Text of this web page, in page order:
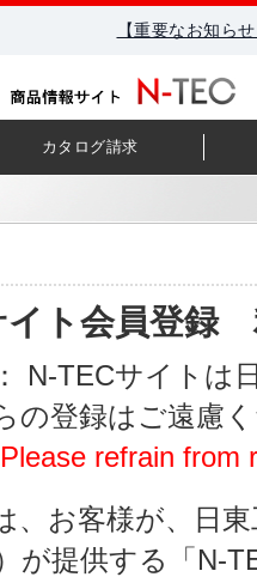
【重要なお知ら
カタログ請求
イト会員登録
N-TECサイトは
の登録はご遠慮
refrain from
、お客様が、日
が提供する「N-